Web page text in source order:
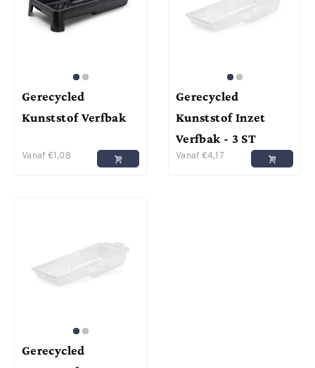
Gerecycled
Kunststof Verfbak
Vanaf €1,08
Gerecycled
Kunststof Inzet
Verfbak - 3 ST
Vanaf €4,17
Gerecycled